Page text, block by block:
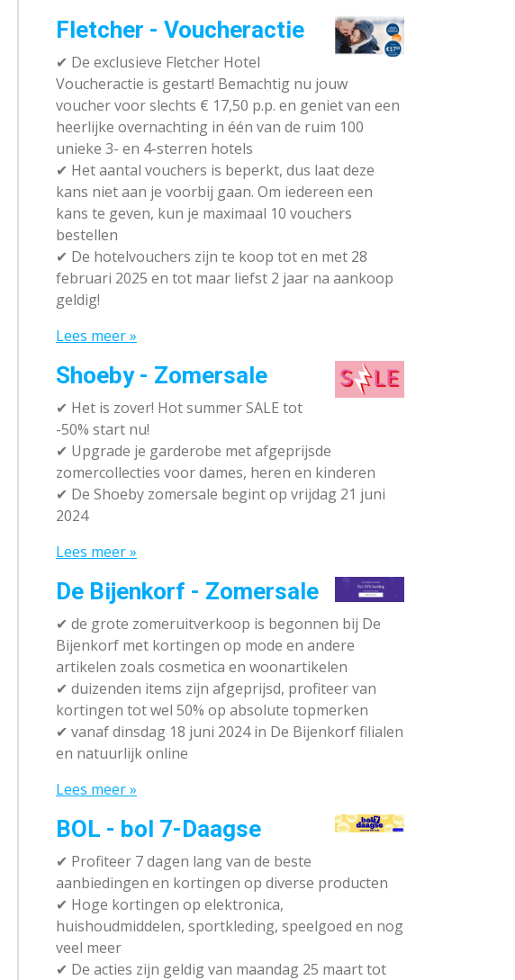
Fletcher - Voucheractie
✔ De exclusieve Fletcher Hotel
Voucheractie is gestart! Bemachtig nu jouw
voucher voor slechts € 17,50 p.p. en geniet van een
heerlijke overnachting in één van de ruim 100
unieke 3- en 4-sterren hotels
✔ Het aantal vouchers is beperkt, dus laat deze
kans niet aan je voorbij gaan. Om iedereen een
kans te geven, kun je maximaal 10 vouchers
bestellen
✔ De hotelvouchers zijn te koop tot en met 28
februari 2025 en tot maar liefst 2 jaar na aankoop
geldig!
Lees meer »
Shoeby - Zomersale
✔ Het is zover! Hot summer SALE tot
-50% start nu!
✔ Upgrade je garderobe met afgeprijsde
zomercollecties voor dames, heren en kinderen
✔ De Shoeby zomersale begint op vrijdag 21 juni
2024
Lees meer »
De Bijenkorf - Zomersale
✔ de grote zomeruitverkoop is begonnen bij De
Bijenkorf met kortingen op mode en andere
artikelen zoals cosmetica en woonartikelen
✔ duizenden items zijn afgeprijsd, profiteer van
kortingen tot wel 50% op absolute topmerken
✔ vanaf dinsdag 18 juni 2024 in De Bijenkorf filialen
en natuurlijk online
Lees meer »
BOL - bol 7-Daagse
✔ Profiteer 7 dagen lang van de beste
aanbiedingen en kortingen op diverse producten
✔ Hoge kortingen op elektronica,
huishoudmiddelen, sportkleding, speelgoed en nog
veel meer
✔ De acties zijn geldig van maandag 25 maart tot